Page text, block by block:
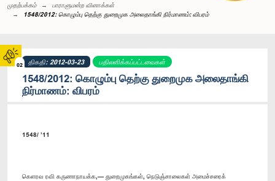
02
முதற்பக்கம்
பாராளுமன்ற வினாக்கள்
1548/2012: கொழும்பு தெற்கு துறைமுக அலைதாங்கி நிர்மாணம்: விபரம்
திகதி: 2012-03-23 பதிலளிக்கப்பட்டவைகள்
1548/2012: கொழும்பு தெற்கு துறைமுக அலைதாங்கி
நிர்மாணம்: விபரம்
1548/ ’11
கெளரவ ரவி கருணாநாயக்க,— துறைமுகங்கள், நெடுஞ்சாலைகள் அமைச்சரைக்